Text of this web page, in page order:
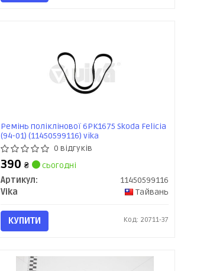
Ремінь поліклінової 6PK1675 Skoda Felicia
(94-01) (11450599116) vika
0 відгуків
390₴
сьогодні
Артикул:
11450599116
Vika
Тайвань
КУПИТИ Код: 20711-37